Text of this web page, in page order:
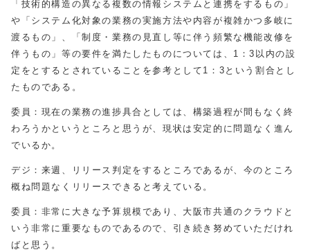
「技術的構造の異なる複数の情報システムと連携をするもの」
や「システム化対象の業務の実施方法や内容が複雑かつ多岐に
渡るもの」、「制度・業務の見直し等に伴う頻繁な機能改修を
伴うもの」等の要件を満たしたものについては、1：3以内の設
定をとするとされていることを参考として1：3という割合とし
たものである。
委員：現在の業務の進捗具合としては、構築過程が間もなく終
わろうかというところと思うが、現状は安定的に問題なく進ん
でいるか。
デジ：来週、リリース判定をするところであるが、今のところ
概ね問題なくリリースできると考えている。
委員：非常に大きな予算規模であり、大阪市共通のクラウドと
いう非常に重要なものであるので、引き続き努めていただけれ
ばと思う。